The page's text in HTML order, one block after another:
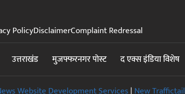
PolicyDisclaimerComplaint Redressal
उत्तराखंड मुजफ्फरनगर पोस्ट द एक्स इंडिया विशेष
Website Development Services| New Traffictail